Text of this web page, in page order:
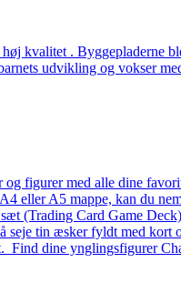
kvalitet . Byggepladerne
udvikling og vokser
figurer med alle dine
eller A5 mappe, kan du
(Trading Card Game
tin æsker fyldt med
dine ynglingsfigurer